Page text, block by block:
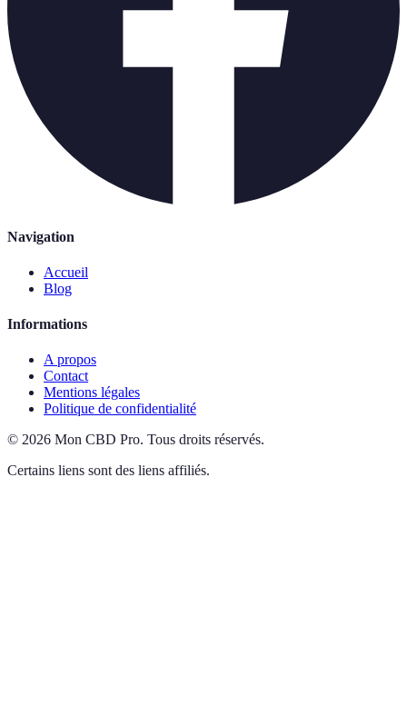
Navigation
Accueil
Blog
Informations
A propos
Contact
Mentions légales
Politique de confidentialité
© 2026 Mon CBD Pro. Tous droits réservés.
Certains liens sont des liens affiliés.